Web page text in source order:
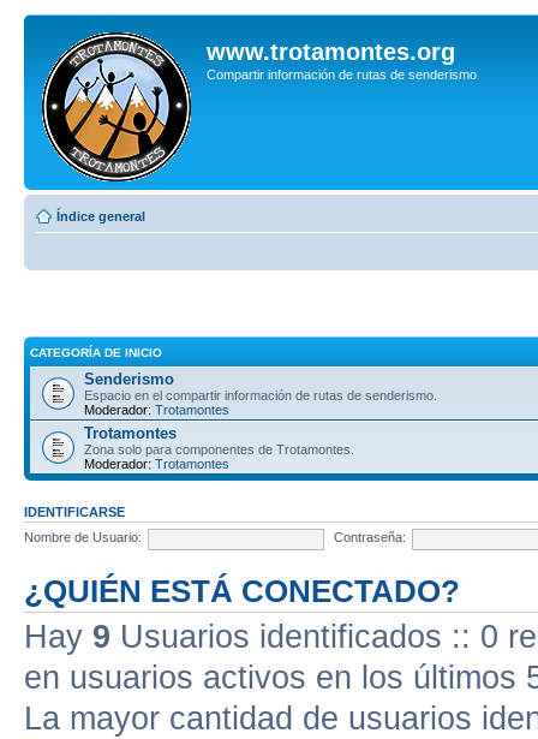
www.trotamontes.org
Compartir información de rutas de senderismo
Índice general
CATEGORÍA DE INICIO
Senderismo
Espacio en el compartir información de rutas de senderismo.
Moderador: Trotamontes
Trotamontes
Zona solo para componentes de Trotamontes.
Moderador: Trotamontes
IDENTIFICARSE
Nombre de Usuario:
Contraseña:
¿QUIÉN ESTÁ CONECTADO?
Hay 9 Usuarios identificados :: 0
en usuarios activos en los últimos
La mayor cantidad de usuarios